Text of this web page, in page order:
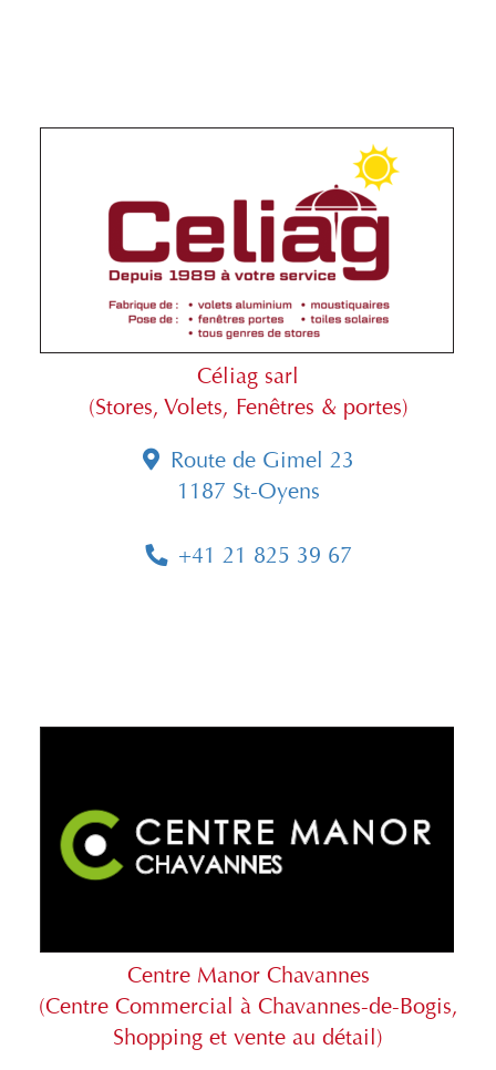
Céliag sarl
(Stores, Volets, Fenêtres & portes)
Route de Gimel 23
1187 St-Oyens
+41 21 825 39 67
Centre Manor Chavannes
(Centre Commercial à Chavannes-de-Bogis,
Shopping et vente au détail)